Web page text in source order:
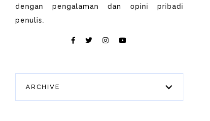
dengan pengalaman dan opini pribadi
penulis.
ARCHIVE